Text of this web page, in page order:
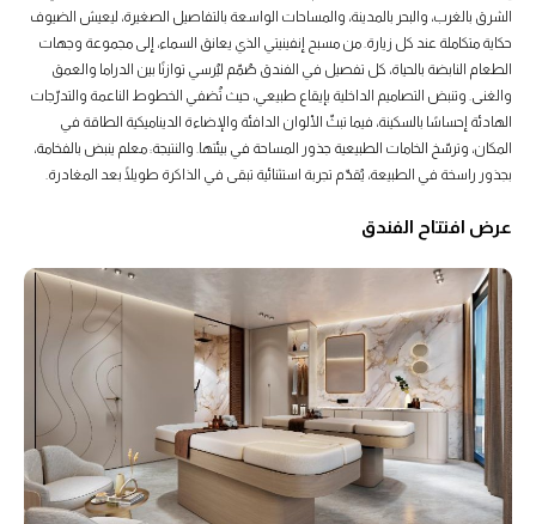
الشرق بالغرب، والبحر بالمدينة، والمساحات الواسعة بالتفاصيل الصغيرة، ليعيش الضيوف
حكاية متكاملة عند كل زيارة. من مسبح إنفينيتي الذي يعانق السماء، إلى مجموعة وجهات
الطعام النابضة بالحياة، كل تفصيل في الفندق صُمّم ليُرسي توازنًا بين الدراما والعمق
والغنى. وتنبض التصاميم الداخلية بإيقاع طبيعي، حيث تُضفي الخطوط الناعمة والتدرّجات
الهادئة إحساسًا بالسكينة، فيما تبثّ الألوان الدافئة والإضاءة الديناميكية الطاقة في
المكان، وترسّخ الخامات الطبيعية جذور المساحة في بيئتها. والنتيجة: معلم ينبض بالفخامة،
بجذور راسخة في الطبيعة، يُقدّم تجربة استثنائية تبقى في الذاكرة طويلًا بعد المغادرة.
عرض افتتاح الفندق